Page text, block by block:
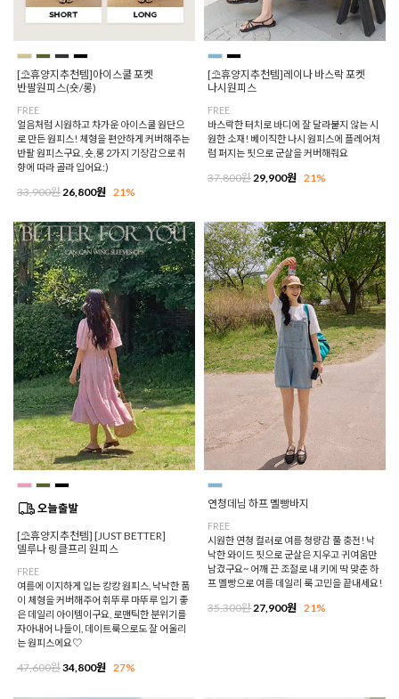
[⛱️휴양지추천템]아이스쿨 포켓
반팔원피스(숏/롱)
FREE
얼음처럼 시원하고 차가운 아이스쿨 원단으
로 만든 원피스! 체형을 편안하게 커버해주는
반팔 원피스구요, 숏,롱 2가지 기장감으로 취
향에 따라 골라 입어요:)
33,900원 26,800원 21%
[⛱️휴양지추천템]레이나 바스락 포켓
나시원피스
FREE
바스락한 터치로 바디에 잘 달라붙지 않는 시
원한 소재! 베이직한 나시 원피스에 플레어처
럼 퍼지는 핏으로 군살을 커버해줘요
37,800원 29,900원 21%
[⛱️휴양지추천템] [JUST BETTER]
델루나 링클프리 원피스
FREE
여름에 이지하게 입는 캉캉 원피스, 낙낙한 품
이 체형을 커버해주어 휘뚜루 마뚜루 입기 좋
은 데일리 아이템이구요, 로맨틱한 분위기를
자아내어 나들이, 데이트룩으로도 잘 어울리
는 원피스에요♡
47,600원34,800원 27%
연청데님 하프 멜빵바지
FREE
시원한 연청 컬러로 여름 청량감 풀 충전! 낙
낙한 와이드 핏으로 군살은 지우고 귀여움만
남겼구요~ 어깨 끈 조절로 내 키에 딱 맞춘 하
프 멜빵으로 여름 데일리 룩 고민을 끝내세요!
35,300원 27,900원 21%